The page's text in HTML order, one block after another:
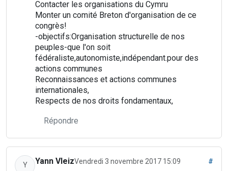
Contacter les organisations du Cymru
Monter un comité Breton d'organisation de ce
congrès!
-objectifs:Organisation structurelle de nos
peuples-que l'on soit
fédéraliste,autonomiste,indépendant.pour des
actions communes
Reconnaissances et actions communes
internationales,
Respects de nos droits fondamentaux,
Répondre
Y Yann VleizVendredi 3 novembre 2017 15:09 #